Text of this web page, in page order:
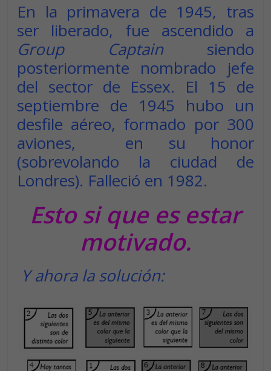
En la primavera de 1945, tras
ser liberado, fue ascendido a
Group Captainsiendo
posteriormente nombrado jefe
del sector de Essex. El 15 de
septiembre de 1945 hubo un
desfile aéreo, formado por 300
aviones, en su honor
(sobrevolando la ciudad de
Londres). Falleció en 1982.
Esto si que es estar
motivado.
Y ahora la solución: